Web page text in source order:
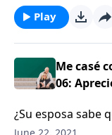
furgoneta en que
la carretera en
en los últimos
fuera totalmente
Play
Me casé
06:
¿Su esposa sabe
MacCallum, el